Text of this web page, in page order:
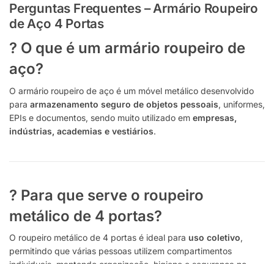
Perguntas Frequentes – Armário Roupeiro
de Aço 4 Portas
? O que é um armário roupeiro de
aço?
O armário roupeiro de aço é um móvel metálico desenvolvido
para armazenamento seguro de objetos pessoais, uniformes,
EPIs e documentos, sendo muito utilizado em empresas,
indústrias, academias e vestiários.
? Para que serve o roupeiro
metálico de 4 portas?
O roupeiro metálico de 4 portas é ideal para uso coletivo,
permitindo que várias pessoas utilizem compartimentos